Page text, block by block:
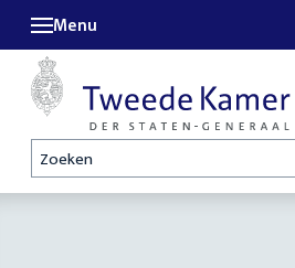
Zoeken
Menu